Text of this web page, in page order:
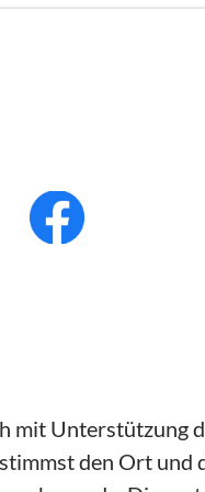
f
mit Unterstützung
den Ort und